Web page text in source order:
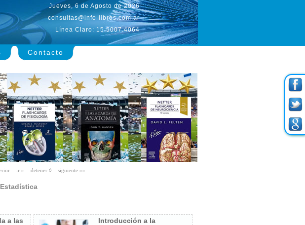
Jueves, 6 de Agosto de 2026
consultas@info-libros.com.ar
Línea Claro: 15.5007.4064
Contacto
a las
Introducción a la